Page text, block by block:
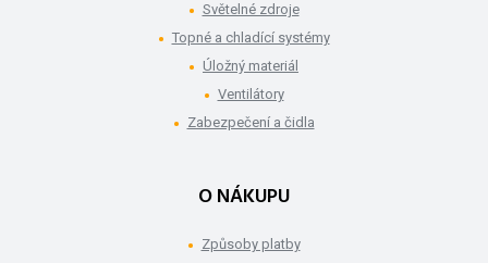
Světelné zdroje
Topné a chladící systémy
Úložný materiál
Ventilátory
Zabezpečení a čidla
O NÁKUPU
Způsoby platby